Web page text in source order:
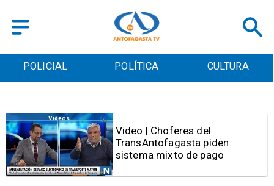
POLICIAL POLÍTICA CULTURA
Videos
Video | Choferes del
TransAntofagasta piden
sistema mixto de pago